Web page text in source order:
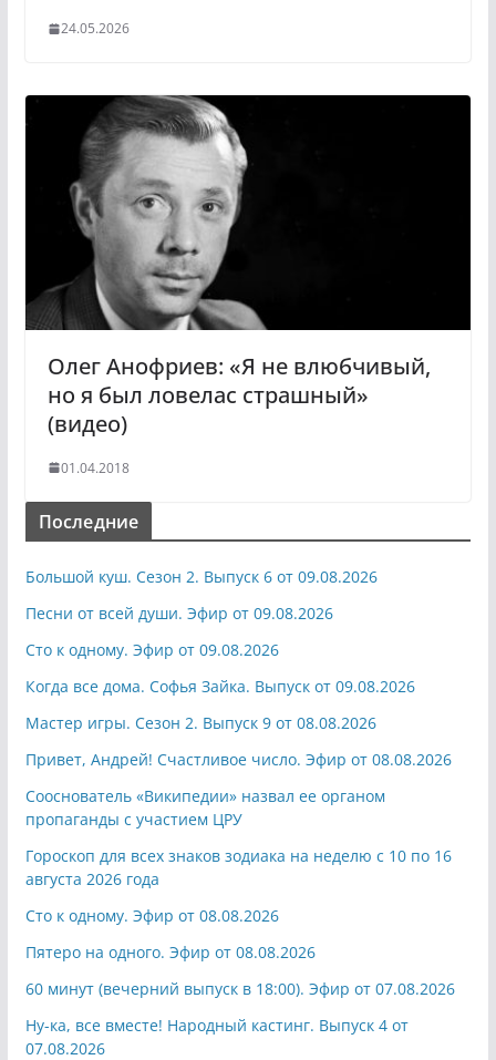
24.05.2026
Олег Анофриев: «Я не влюбчивый,
но я был ловелас страшный»
(видео)
01.04.2018
Последние
Большой куш. Сезон 2. Выпуск 6 от 09.08.2026
Песни от всей души. Эфир от 09.08.2026
Сто к одному. Эфир от 09.08.2026
Когда все дома. Софья Зайка. Выпуск от 09.08.2026
Мастер игры. Сезон 2. Выпуск 9 от 08.08.2026
Привет, Андрей! Счастливое число. Эфир от 08.08.2026
Сооснователь «Википедии» назвал ее органом
пропаганды с участием ЦРУ
Гороскоп для всех знаков зодиака на неделю с 10 по 16
августа 2026 года
Сто к одному. Эфир от 08.08.2026
Пятеро на одного. Эфир от 08.08.2026
60 минут (вечерний выпуск в 18:00). Эфир от 07.08.2026
Ну-ка, все вместе! Народный кастинг. Выпуск 4 от
07.08.2026